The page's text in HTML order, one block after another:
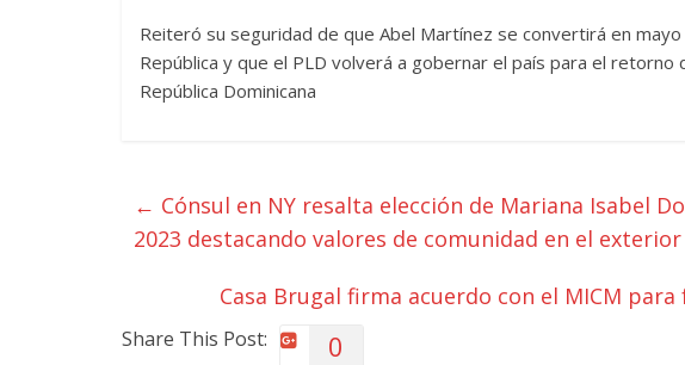
Reiteró su seguridad de que Abel Martínez se convertirá en
República y que el PLD volverá a gobernar el país para el
República Dominicana
← Cónsul en NY resalta elección de Mariana Isabel
2023 destacando valores de comunidad en el exterior
Casa Brugal firma acuerdo con el MICM
Share This Post: 0